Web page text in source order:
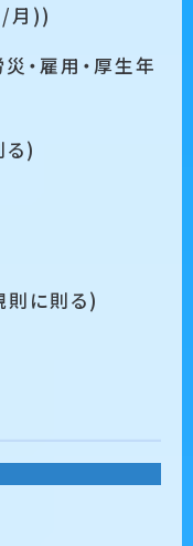
/月))
・雇用・厚生年
)
に則る)